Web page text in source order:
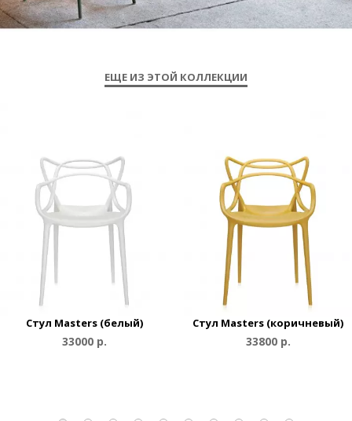
ЕЩЕ ИЗ ЭТОЙ КОЛЛЕКЦИИ
Стул Masters (белый)
33000 р.
Стул Masters (коричневый)
33800 р.